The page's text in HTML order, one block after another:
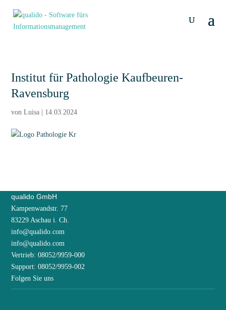
Institut für Pathologie Kaufbeuren-
Ravensburg
vonLuisa 14.03.2024
qualido GmbH
Kampenwandstr. 77
83229 Aschau i. Ch.
info@qualido.com
info@qualido.com
Vertrieb: 08052/9959-000
Support: 08052/9959-002
Folgen Sie uns